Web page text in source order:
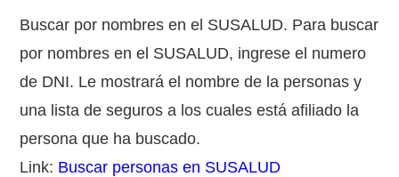
Buscar por nombres en el SUSALUD. Para buscar
por nombres en el SUSALUD, ingrese el numero
de DNI. Le mostrará el nombre de la personas y
una lista de seguros a los cuales está afiliado la
persona que ha buscado.
Link: Buscar personas en SUSALUD